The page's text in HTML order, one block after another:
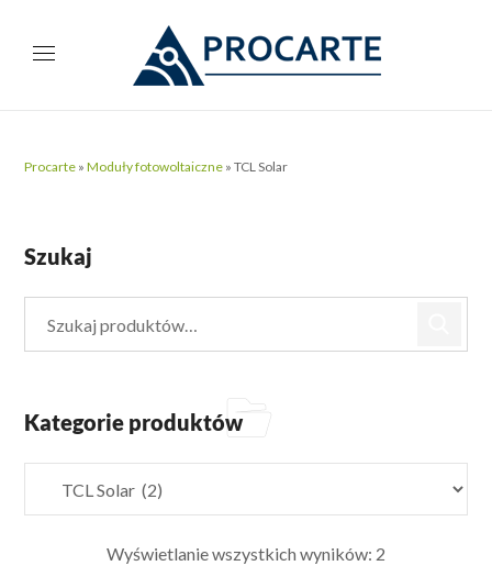
Procarte »Moduły fotowoltaiczne »TCL Solar
Wyświetlanie wszystkich wyników: 2
Szukaj
Kategorie produktów